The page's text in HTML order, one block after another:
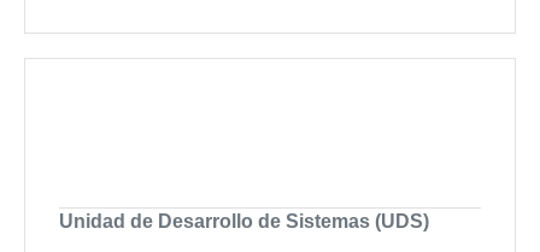
Unidad de Desarrollo de Sistemas (UDS)